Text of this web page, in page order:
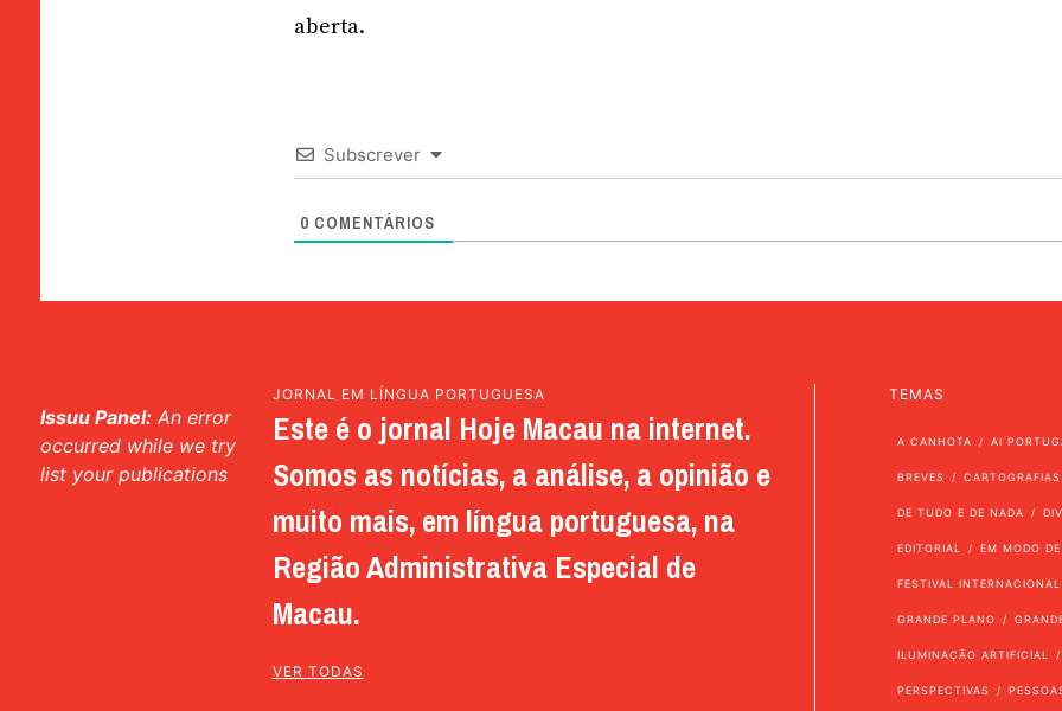
aberta.
Subscrever
0 COMENTÁRIOS
Issuu Panel: An error
occurred while we try
list your publications
JORNAL EM LÍNGUA PORTUGUESA
Este é o jornal Hoje Macau na internet.
Somos as notícias, a análise, a opinião e
muito mais, em língua portuguesa, na
Região Administrativa Especial de
Macau.
VER TODAS
TEMAS
A CANHOTA AI
BREVES CARTOGRAFIAS
DE TUDO E DE NADA
EDITORIAL EM MODO
FESTIVAL
GRANDE PLANO
ILUMINAÇÃO ARTIFICIAL
PERSPECTIVAS